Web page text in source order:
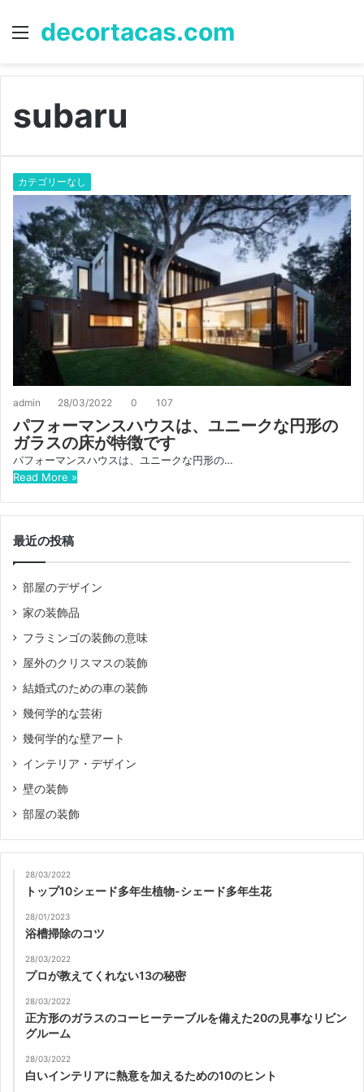
Menu
decortacas.com
subaru
カテゴリーなし
admin 28/03/2022 0 107
パフォーマンスハウスは、ユニークな円形の
ガラスの床が特徴です
パフォーマンスハウスは、ユニークな円形の…
Read More »
最近の投稿
部屋のデザイン
家の装飾品
フラミンゴの装飾の意味
屋外のクリスマスの装飾
結婚式のための車の装飾
幾何学的な芸術
幾何学的な壁アート
インテリア・デザイン
壁の装飾
部屋の装飾
28/03/2022
トップ10シェード多年生植物-シェード多年生花
28/01/2023
浴槽掃除のコツ
28/03/2022
プロが教えてくれない13の秘密
28/03/2022
正方形のガラスのコーヒーテーブルを備えた20の見事なリビン
グルーム
28/03/2022
白いインテリアに熱意を加えるための10のヒント